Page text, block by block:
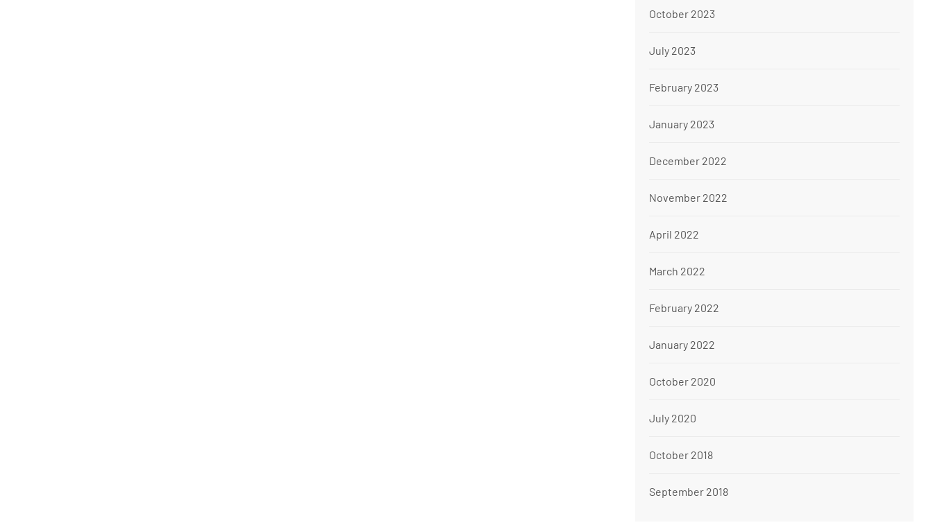
October 2023
July 2023
February 2023
January 2023
December 2022
November 2022
April 2022
March 2022
February 2022
January 2022
October 2020
July 2020
October 2018
September 2018